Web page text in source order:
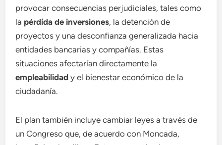
provocar consecuencias perjudiciales, tales como
la pérdida de inversiones, la detención de
proyectos y una desconfianza generalizada hacia
entidades bancarias y compañías. Estas
situaciones afectarían directamente la
empleabilidad y el bienestar económico de la
ciudadanía.
El plan también incluye cambiar leyes a través de
un Congreso que, de acuerdo con Moncada,